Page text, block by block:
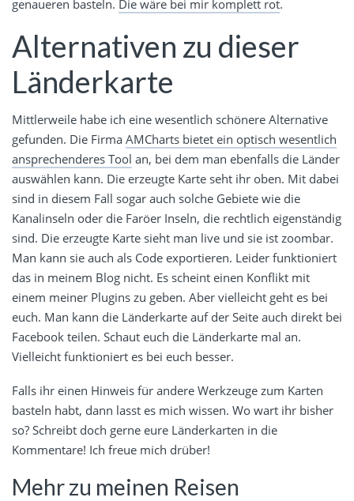
genaueren basteln. Die wäre bei mir komplett rot.
Alternativen zu dieser
Länderkarte
Mittlerweile habe ich eine wesentlich schönere Alternative
gefunden. Die Firma AMCharts bietet ein optisch wesentlich
ansprechenderes Tool an, bei dem man ebenfalls die Länder
auswählen kann. Die erzeugte Karte seht ihr oben. Mit dabei
sind in diesem Fall sogar auch solche Gebiete wie die
Kanalinseln oder die Faröer Inseln, die rechtlich eigenständig
sind. Die erzeugte Karte sieht man live und sie ist zoombar.
Man kann sie auch als Code exportieren. Leider funktioniert
das in meinem Blog nicht. Es scheint einen Konflikt mit
einem meiner Plugins zu geben. Aber vielleicht geht es bei
euch. Man kann die Länderkarte auf der Seite auch direkt bei
Facebook teilen. Schaut euch die Länderkarte mal an.
Vielleicht funktioniert es bei euch besser.
Falls ihr einen Hinweis für andere Werkzeuge zum Karten
basteln habt, dann lasst es mich wissen. Wo wart ihr bisher
so? Schreibt doch gerne eure Länderkarten in die
Kommentare! Ich freue mich drüber!
Mehr zu meinen Reisen